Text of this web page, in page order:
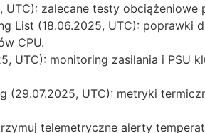
UTC): zalecane testy
List (18.06.2025, UTC): poprawki
CPU.
UTC): monitoring zasilania i PSU
(29.07.2025, UTC): metryki
telemetryczne alerty